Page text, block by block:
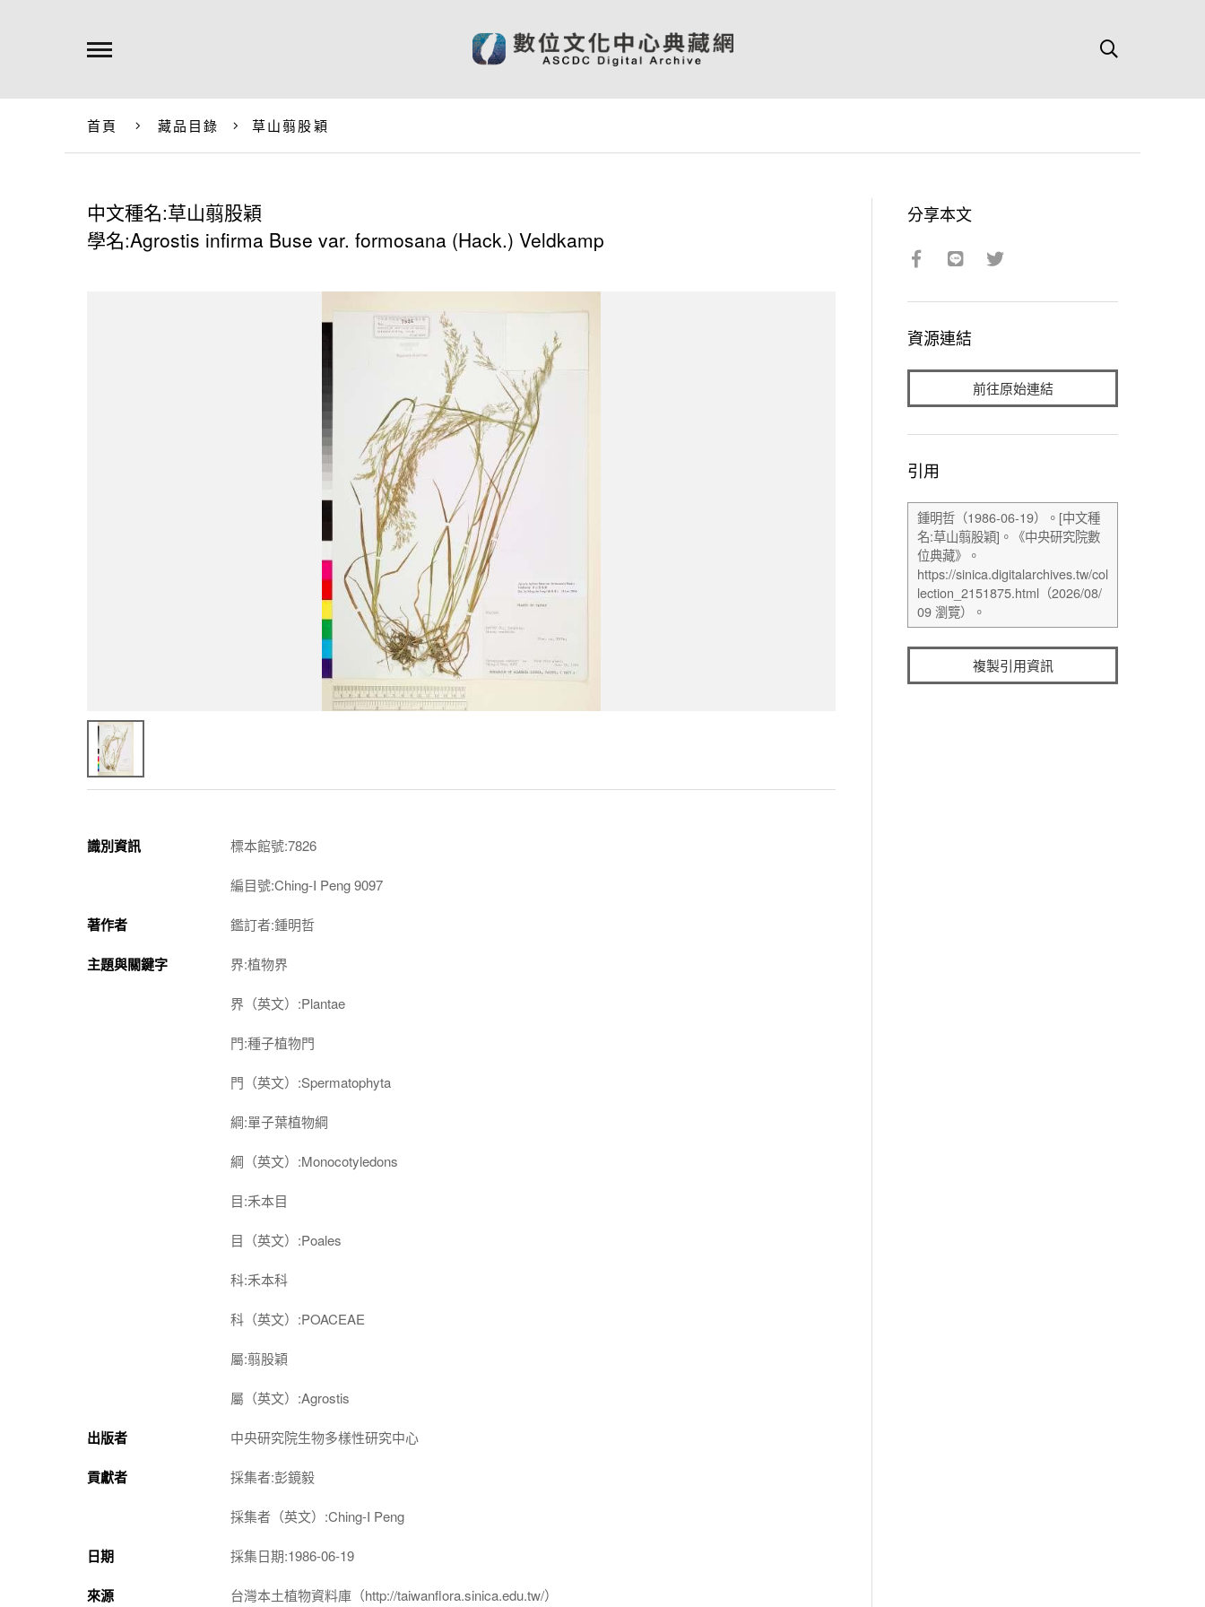
首頁 藏品目錄 草山翦股穎
中文種名:草山翦股穎
學名:Agrostis infirma Buse var. formosana (Hack.) Veldkamp
識別資訊 標本館號:7826
編目號:Ching-I Peng 9097
著作者 鑑訂者:鍾明哲
主題與關鍵字 界:植物界
界（英文）:Plantae
門:種子植物門
門（英文）:Spermatophyta
綱:單子葉植物綱
綱（英文）:Monocotyledons
目:禾本目
目（英文）:Poales
科:禾本科
科（英文）:POACEAE
屬:翦股穎
屬（英文）:Agrostis
出版者 中央研究院生物多樣性研究中心
貢獻者 採集者:彭鏡毅
採集者（英文）:Ching-I Peng
日期 採集日期:1986-06-19
來源 台灣本土植物資料庫（http://taiwanflora.sinica.edu.tw/）
分享本文
資源連結
前往原始連結
引用
複製引用資訊